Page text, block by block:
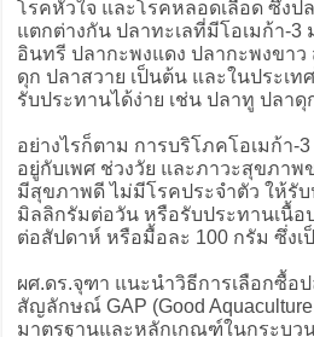
โรคหัวใจ และโรคหลอดเลือด ซึ่งป
แตกต่างกัน ปลาทะเลที่มีโอเมก้า-3
อินทรี ปลากะพงแดง ปลากะพงขาว
ดุก ปลาสวาย เป็นต้น และในประเ
รับประทานได้ง่าย เช่น ปลาทู ปลา
อย่างไรก็ตาม การบริโภคโอเมก้า
อยู่กับเพศ ช่วงวัย และภาวะสุขภา
มีสุขภาพดี ไม่มีโรคประจำตัว ให้รับ
มิลลิกรัมต่อวัน หรือรับประทานเนื้อ
ต่อสัปดาห์ หรือมื้อละ 100 กรัม ซึ่ง
ผศ.ดร.จุฑา แนะนำวิธีการเลือกซื้อ
สัญลักษณ์ GAP (Good Aquaculture
มาตรฐานและหลักเกณฑ์ในกระบว